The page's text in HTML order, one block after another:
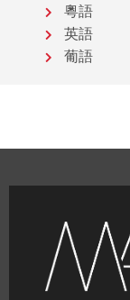
粵語
英語
葡語